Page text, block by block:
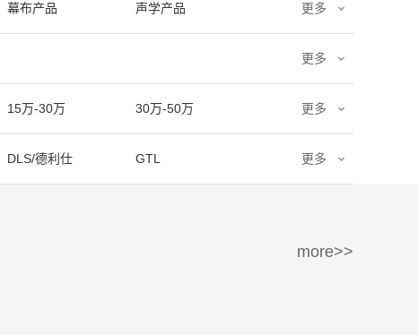
幕布产品 声学产品 更多
更多
15万-30万 30万-50万 更多
DLS/德利仕 GTL 更多
more>>